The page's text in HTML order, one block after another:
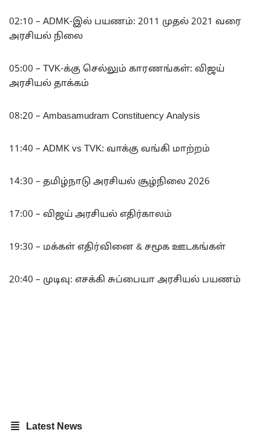
02:10 – ADMK-இல் பயணம்: 2011 முதல் 2021 வரை
அரசியல் நிலை
05:00 – TVK-க்கு செல்லும் காரணங்கள்: விஜய்
அரசியல் தாக்கம்
08:20 – Ambasamudram Constituency Analysis
11:40 – ADMK vs TVK: வாக்கு வங்கி மாற்றம்
14:30 – தமிழ்நாடு அரசியல் சூழ்நிலை 2026
17:00 – விஜய் அரசியல் எதிர்காலம்
19:30 – மக்கள் எதிர்வினை & சமூக ஊடகங்கள்
20:40 – முடிவு: எசக்கி சுப்பையா அரசியல் பயணம்
Latest News